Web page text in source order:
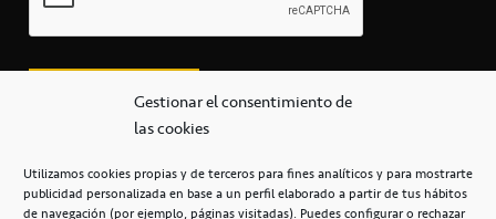
Gestionar el consentimiento de
las cookies
Utilizamos cookies propias y de terceros para fines analíticos y para mostrarte
publicidad personalizada en base a un perfil elaborado a partir de tus hábitos
de navegación (por ejemplo, páginas visitadas). Puedes configurar o rechazar
secretaria@cbcanarias.es